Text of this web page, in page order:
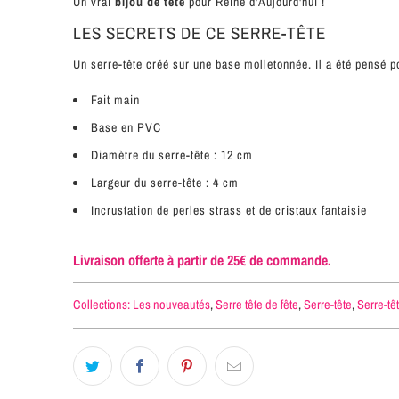
LES SECRETS DE CE SERRE-TÊTE
Un serre-tête créé sur une base molletonnée. Il a été pensé
Fait main
Base en PVC
Diamètre du serre-tête : 12 cm
Largeur du serre-tête : 4 cm
Incrustation de perles strass et de cristaux fantaisie
Livraison offerte à partir de 25€ de commande.
Collections: Les nouveautés,Serre tête de fête,Serre-tête,Serre-